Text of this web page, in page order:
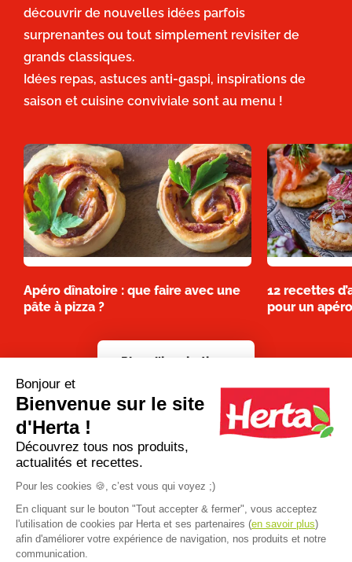
découvrir de nouvelles idées parfois
surprenantes ou tout simplement revisiter de
grands classiques.
Idées repas, astuces anti-gaspi, inspirations de
saison et cuisine conviviale sont au menu !
Apéro dînatoire : que faire avec une
pâte à pizza ?
12 recettes
pour un
Plus d'inspirations
Bonjour et
Bienvenue sur le site
d'Herta !
Découvrez tous nos produits,
actualités et recettes.
Pour les cookies 🍪, c’est vous qui voyez ;)
En cliquant sur le bouton "Tout accepter & fermer", vous acceptez
l'utilisation de cookies par Herta et ses partenaires (en savoir plus)
afin d'améliorer votre expérience de navigation, nos produits et notre
communication.